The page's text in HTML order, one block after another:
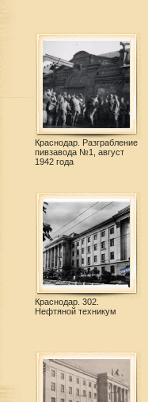
Краснодар. Разграбление
пивзавода №1, август
1942 года
Краснодар. 302.
Нефтяной техникум